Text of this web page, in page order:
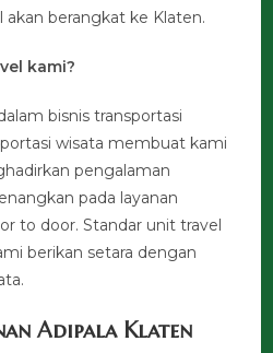
berangkat ke Klaten.
kami?
bisnis transportasi
wisata membuat kami
pengalaman
pada layanan
to door. Standar unit travel
berikan setara dengan
Adipala Klaten